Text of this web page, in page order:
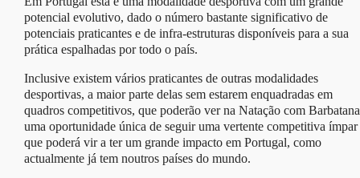
potencial evolutivo, dado o número bastante significativo de
potenciais praticantes e de infra-estruturas disponíveis para a sua
prática espalhadas por todo o país.
Inclusive existem vários praticantes de outras modalidades
desportivas, a maior parte delas sem estarem enquadradas em
quadros competitivos, que poderão ver na Natação com
uma oportunidade única de seguir uma vertente competitiva ímpar
que poderá vir a ter um grande impacto em Portugal, como
actualmente já tem noutros países do mundo.